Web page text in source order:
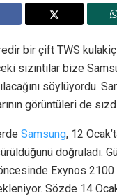
bir çift TWS
sızıntılar bize
söylüyordu.
görüntüleri de
Samsung, 12
doğruladı.
Exynos
Sözde 14